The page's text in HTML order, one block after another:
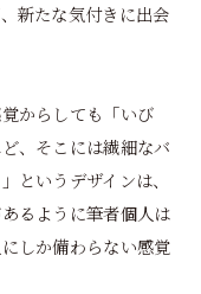
新たな気付きに出会
からしても「いび
、そこには繊細なバ
というデザインは、
るように筆者個人は
しか備わらない感覚